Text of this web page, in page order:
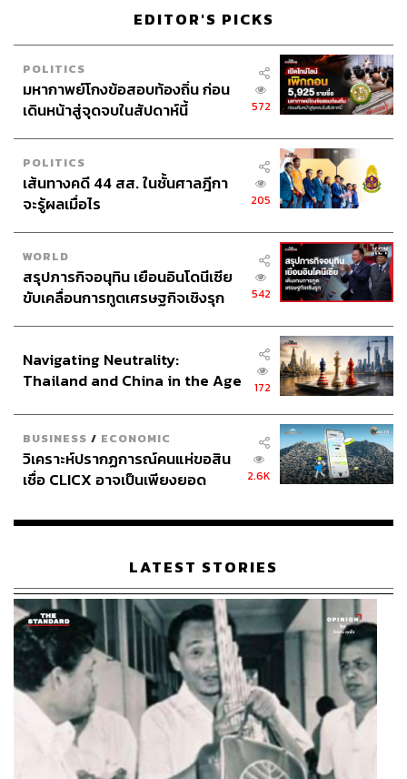
ผลใน 10 ปีอาจเห็นความต่างอย่างชัด คือ คนที่ดูแลสุขภาพ
ภาพสะท้อนของการลงทุนที่ให้ผลตอบแทนทั้งทางการเงิน
และคุณภาพชีวิต
ผลตอบแทนสองมิติของการลงทุนในสุขภาพ
ผลตอบแทนที่จับต้องได้ (Tangible Return): ลดค่าใช้
ต้องดึงเงินออมมาใช้ยามเจ็บป่วย
ผลตอบแทนที่จับต้องไม่ได้ (Intangible Return): คือ พลัง
ในการทำงาน ความสัมพันธ์ที่ดี และความสุขในการใช้
หากคุณยังคิดว่าประกันชีวิตคือ ‘เงินที่จ่ายไปโดยไม่เห็นผล
ตอบแทน’ อาจถึงเวลาคิดใหม่ เพราะประกันยุค Wellness ได้
เปลี่ยนสมการเดิม
จาก ‘จ่ายเบี้ย → รอให้ป่วย → ได้เงินคืน’
คุณภาพชีวิตดี + ประหยัดค่าใช้จ่าย’
การตัดสินใจเล็กๆ วันนี้ เช่น เพิ่มการลงทุนด้านสุขภาพ 10 –
20% หรือเลือกแผนที่สนับสนุนการป้องกัน อาจกำหนด
คุณภาพชีวิตของคุณในอีก 20 – 30 ปีข้างหน้า
การลงทุนในสุขภาพตั้งแต่วันนี้ นอกจากจะเป็นการป้องกัน
โรค ยังเป็นการยกระดับคุณภาพชีวิตที่ดีขึ้น และเป็นการ
ลงทุนที่ให้ผลตอบแทนสูงสุดในชีวิต
สุดท้ายแล้ว…สินทรัพย์ที่มีค่าที่สุดในชีวิตของคุณ ก็คือ ‘ตัว
คุณ’ นั่นเอง
EDITOR'S PICKS
POLITICS
มหากาพย์โกงข้อสอบท้องถิ่น ก่อน
เดินหน้าสู่จุดจบในสัปดาห์นี้
572
POLITICS
เส้นทางคดี 44 สส. ในชั้นศาลฎีกา
จะรู้ผลเมื่อไร
205
WORLD
สรุปภารกิจอนุทิน เยือนอินโดนีเซีย
ขับเคลื่อนการทูตเศรษฐกิจเชิงรุก
542
Navigating Neutrality:
Thailand and China in the Age
172
BUSINESS / ECONOMIC
วิเคราะห์ปรากฏการณ์คนแห่ขอสิน
เชื่อ CLICX อาจเป็นเพียงยอด
เรือนไทยที่ถูกซุกไว้
2.6K
LATEST STORIES